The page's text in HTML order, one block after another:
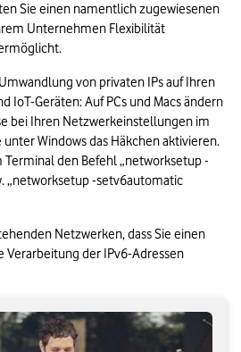
Sie einen namentlich zugewiesenen
Unternehmen Flexibilität
von privaten IPs auf Ihren
IoT-Geräten: Auf PCs und Macs ändern
bei Ihren Netzwerkeinstellungen im
Windows das Häkchen aktivieren.
Terminal den Befehl „networksetup -
„networksetup -setv6automatic
Netzwerken, dass Sie einen
der IPv6-Adressen